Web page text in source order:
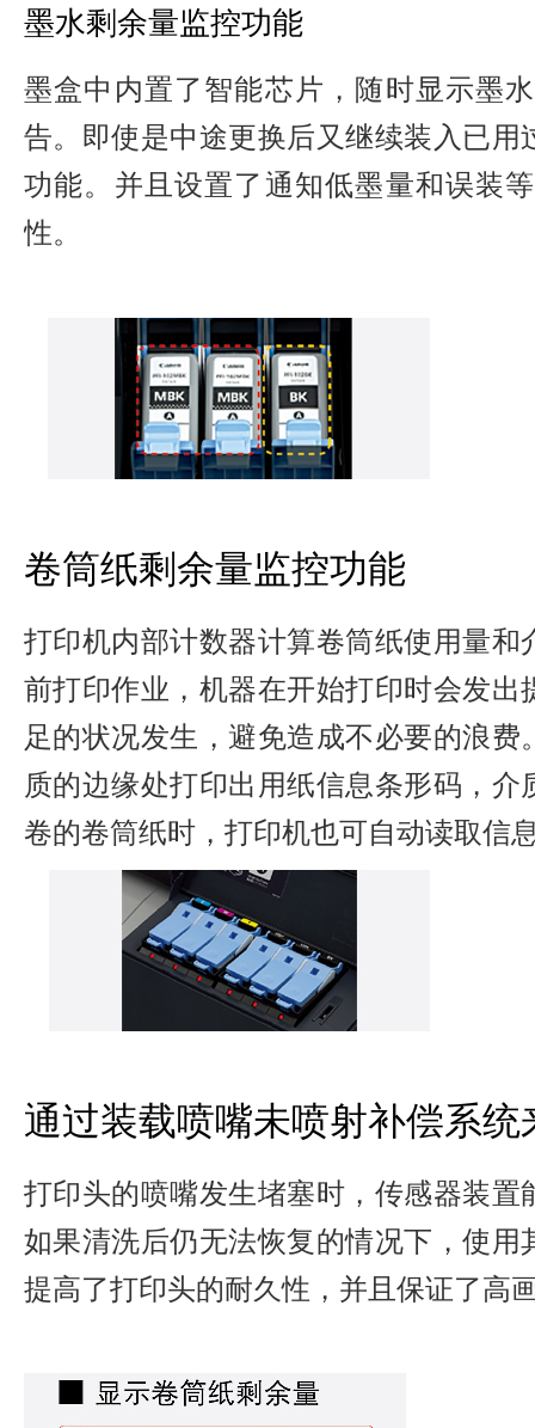
墨水剩余量监控功能
墨盒中内置了智能芯片，随时显示墨
告。即使是中途更换后又继续装入已
功能。并且设置了通知低墨量和误装
性。
卷筒纸剩余量监控功能
打印机内部计数器计算卷筒纸使用量
前打印作业，机器在开始打印时会发
足的状况发生，避免造成不必要的浪
质的边缘处打印出用纸信息条形码，
卷的卷筒纸时，打印机也可自动读取信
通过装载喷嘴未喷射补偿系
打印头的喷嘴发生堵塞时，传感器装
如果清洗后仍无法恢复的情况下，使
提高了打印头的耐久性，并且保证了高